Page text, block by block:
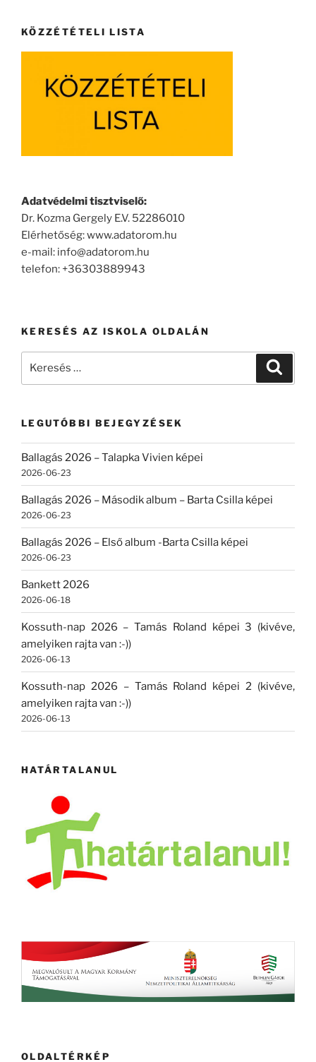
KÖZZÉTÉTELI LISTA
Adatvédelmi tisztviselő:
Dr. Kozma Gergely E.V. 52286010
Elérhetőség: www.adatorom.hu
e-mail: info@adatorom.hu
telefon: +36303889943
KERESÉS AZ ISKOLA OLDALÁN
LEGUTÓBBI BEJEGYZÉSEK
Ballagás 2026 – Talapka Vivien képei
2026-06-23
Ballagás 2026 – Második album – Barta Csilla képei
2026-06-23
Ballagás 2026 – Első album -Barta Csilla képei
2026-06-23
Bankett 2026
2026-06-18
Kossuth-nap 2026 – Tamás Roland képei 3 (kivéve,
amelyiken rajta van :-))
2026-06-13
Kossuth-nap 2026 – Tamás Roland képei 2 (kivéve,
amelyiken rajta van :-))
2026-06-13
HATÁRTALANUL
OLDALTÉRKÉP